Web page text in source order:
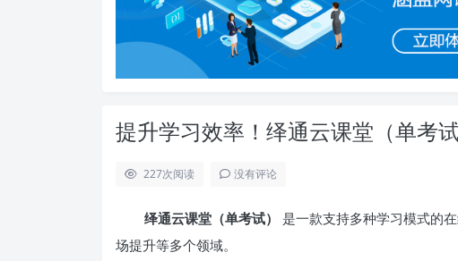
提升学习效率！绎通云课堂（单考
227次阅读 没有评论
绎通云课堂（单考试）
是一款支持多种学习模式的
场提升等多个领域。